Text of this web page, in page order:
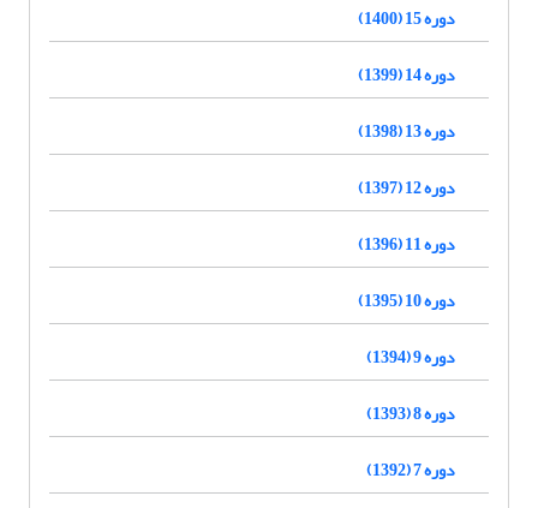
دوره 15 (1400)
دوره 14 (1399)
دوره 13 (1398)
دوره 12 (1397)
دوره 11 (1396)
دوره 10 (1395)
دوره 9 (1394)
دوره 8 (1393)
دوره 7 (1392)